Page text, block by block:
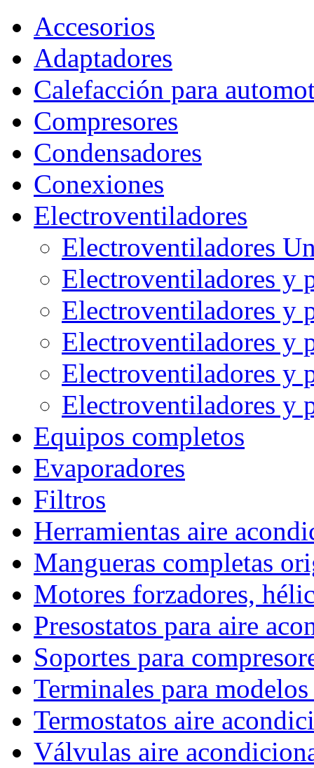
Accesorios
Adaptadores
Calefacción para
Compresores
Condensadores
Conexiones
Electroventiladores
Electroventiladores
Electroventiladores y
Electroventiladores y
Electroventiladores y
Electroventiladores y
Electroventiladores y
Equipos completos
Evaporadores
Filtros
Herramientas aire
Mangueras completas
Motores forzadores,
Presostatos para aire
Soportes para
Terminales para
Termostatos aire
Válvulas aire